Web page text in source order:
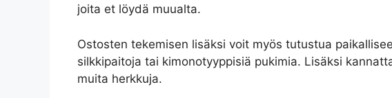
joita et löydä muualta.
Ostosten tekemisen lisäksi voit myös tutustua
silkkipaitoja tai kimonotyyppisiä pukimia. Lisäksi
muita herkkuja.